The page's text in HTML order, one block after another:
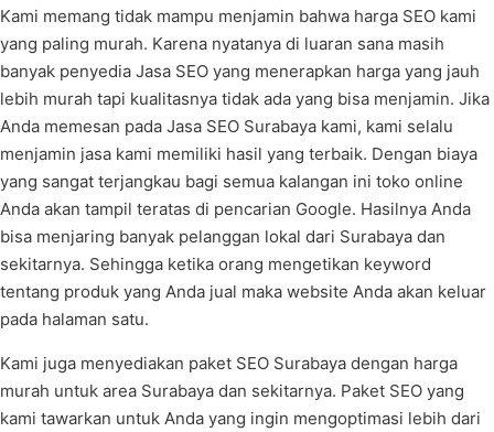
Kami memang tidak mampu menjamin bahwa harga SEO kami
yang paling murah. Karena nyatanya di luaran sana masih
banyak penyedia Jasa SEO yang menerapkan harga yang jauh
lebih murah tapi kualitasnya tidak ada yang bisa menjamin. Jika
Anda memesan pada Jasa SEO Surabaya kami, kami selalu
menjamin jasa kami memiliki hasil yang terbaik. Dengan biaya
yang sangat terjangkau bagi semua kalangan ini toko online
Anda akan tampil teratas di pencarian Google. Hasilnya Anda
bisa menjaring banyak pelanggan lokal dari Surabaya dan
sekitarnya. Sehingga ketika orang mengetikan keyword
tentang produk yang Anda jual maka website Anda akan keluar
pada halaman satu.
Kami juga menyediakan paket SEO Surabaya dengan harga
murah untuk area Surabaya dan sekitarnya. Paket SEO yang
kami tawarkan untuk Anda yang ingin mengoptimasi lebih dari